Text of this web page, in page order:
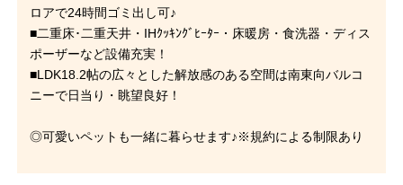
ロアで24時間ゴミ出し可♪
■二重床･二重天井・IHｸｯｷﾝｸﾞﾋｰﾀｰ・床暖房・食洗器・ディス
ポーザーなど設備充実！
■LDK18.2帖の広々とした解放感のある空間は南東向バルコ
ニーで日当り・眺望良好！
◎可愛いペットも一緒に暮らせます♪※規約による制限あり